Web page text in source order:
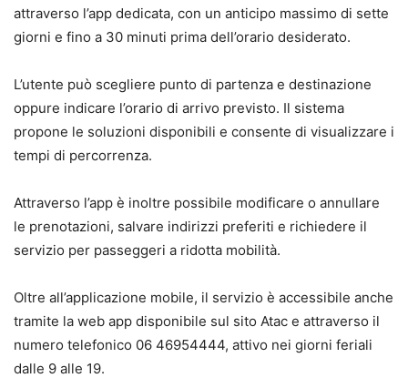
attraverso l’app dedicata, con un anticipo massimo di sette
giorni e fino a 30 minuti prima dell’orario desiderato.
L’utente può scegliere punto di partenza e destinazione
oppure indicare l’orario di arrivo previsto. Il sistema
propone le soluzioni disponibili e consente di visualizzare i
tempi di percorrenza.
Attraverso l’app è inoltre possibile modificare o annullare
le prenotazioni, salvare indirizzi preferiti e richiedere il
servizio per passeggeri a ridotta mobilità.
Oltre all’applicazione mobile, il servizio è accessibile anche
tramite la web app disponibile sul sito Atac e attraverso il
numero telefonico 06 46954444, attivo nei giorni feriali
dalle 9 alle 19.